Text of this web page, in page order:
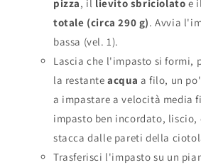
pizza, il lievito sbriciolato e
totale (circa 290 g). Avvia
bassa (vel. 1).
Lascia che l'impasto si
la restanteacqua a filo, un
a impastare a velocità media
impasto ben incordato, liscio,
stacca dalle pareti della
Trasferisci l'impasto su un